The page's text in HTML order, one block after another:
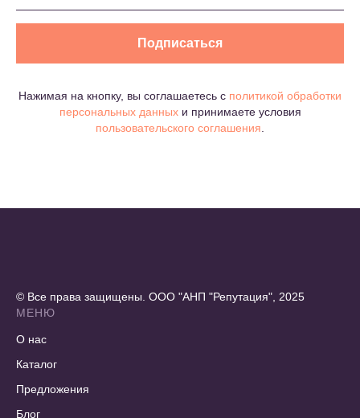
Подписаться
Нажимая на кнопку, вы соглашаетесь c политикой обработки
персональных данныхи принимаете условия
пользовательского соглашения.
© Все права защищены. ООО "АНП "Репутация", 2025
МЕНЮ
О нас
Каталог
Предложения
Блог